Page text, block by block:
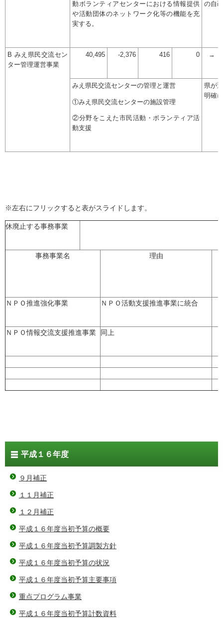
動ボランティアセンターにおける情報提供
や活動団体のネットワーク化等の機能を充
実する。
の自
B みえ県民交流セン
ター管理運営事業
40,495 -2,376 416 0 →
みえ県民交流センターの管理と運営
①みえ県民交流センターの施設管理
②分野をこえた市民活動・ボランティア活
動支援
県が
明確
※左右にフリックすると表がスライドします。
休廃止する事務事業
事務事業名 理由
ＮＰＯ推進強化事業 ＮＰＯ活動支援推進事業に統合
ＮＰＯ情報交流支援推進事業 同上
平成１６年度
９月補正
１１月補正
１２月補正
平成１６年度当初予算の概要
平成１６年度当初予算調製方針
平成１６年度当初予算の状況
平成１６年度当初予算主要事項
重点プログラム事業
平成１６年度当初予算計数資料